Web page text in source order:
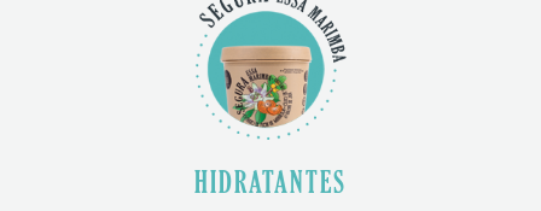
HIDRATANTES